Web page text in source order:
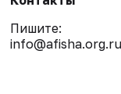
Пишите:
info@afisha.org.ru